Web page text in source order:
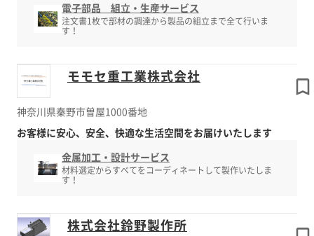
電子部品 組立・生産サービス
注文書1枚で部材の調達から製品の組立まで全て行いま
す！
モモセ重工業株式会社
神奈川県秦野市曽屋1000番地
お客様に安心、安全、快適な生活空間をお届けいたします
金属加工・設計サービス
材料選定からすべてをコーディネートして製作いたしま
す！
株式会社鈴野製作所